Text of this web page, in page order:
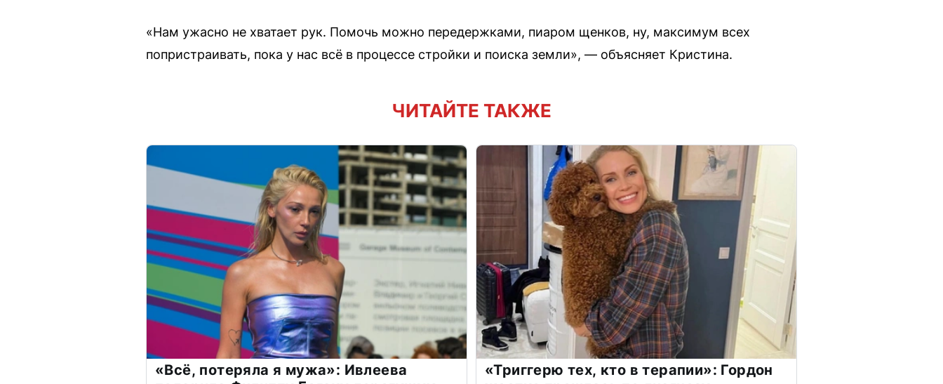
«Нам ужасно не хватает рук. Помочь можно передержками, пиаром щенков, ну, максимум всех
попристраивать, пока у нас всё в процессе стройки и поиска земли», — объясняет Кристина.
ЧИТАЙТЕ ТАКЖЕ
«Всё, потеряла я мужа»: Ивлеева
«Триггерю тех, кто в терапии»: Гордон